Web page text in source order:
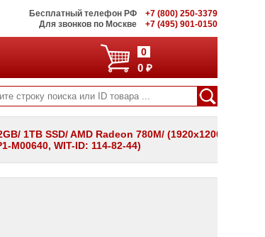
Бесплатный телефон РФ
+7 (800) 250-3379
Для звонков по Москве
+7 (495) 901-0150
0
0 ₽
1TB SSD/ AMD Radeon 780M/ (1920х1200)/
M00640, WIT-ID: 114-82-44)